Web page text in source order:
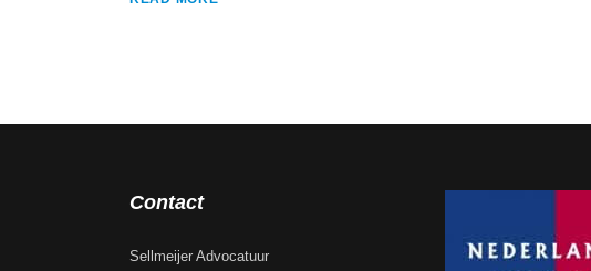
Contact
Sellmeijer Advocatuur